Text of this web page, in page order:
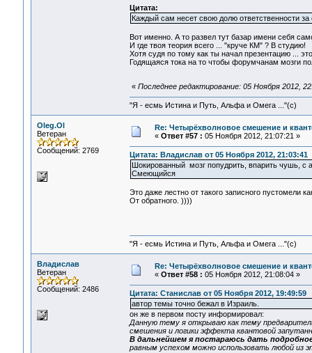
Цитата:
Каждый сам несет свою долю ответственности за
Вот именно. А то развел тут базар имени себя
И где твоя теория всего ... "круче КМ" ? В студию!
Хотя судя по тому как ты начал презентацию ...
Годящаяся тока на то чтобы форумчанам мозги
« Последнее редактирование: 05 Ноября 2012,
"Я - есмь Истина и Путь, Альфа и Омега ..."(с)
Oleg.Ol
Ветеран
Сообщений: 2769
Re: Четырёхволновое смешение и
« Ответ #57 : 05 Ноября 2012, 21:07:21 »
Цитата: Владислав от 05 Ноября 2012, 21:03:41
Шокированный мозг попудрить, впарить чушь, с
Смеющийся
Это даже лестно от такого записного пустомели
От обратного. ))))
"Я - есмь Истина и Путь, Альфа и Омега ..."(с)
Владислав
Ветеран
Сообщений: 2486
Re: Четырёхволновое смешение и
« Ответ #58 : 05 Ноября 2012, 21:08:04 »
Цитата: Станислав от 05 Ноября 2012, 19:49:59
автор темы точно бежал в Израиль.
он же в первом посту информировал:
Данную тему я открываю как тему
смешения и логики эффекта квантовой
В дальнейшем я постараюсь дать
равным успехом можно использовать любой из